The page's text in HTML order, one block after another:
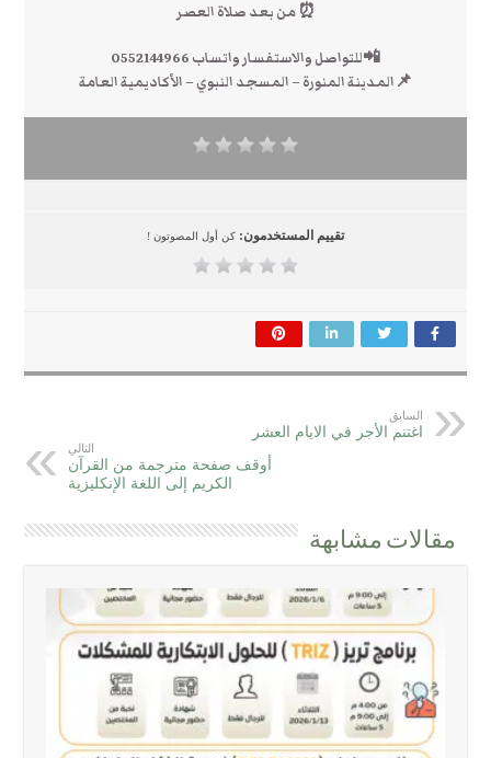
⏰ من بعد صلاة العصر
📲للتواصل والاستفسار واتساب 0552144966
📌المدينة المنورة – المسجد النبوي – الأكاديمية العامة
تقييم المستخدمون: كن أول المصوتون !
السابق
اغتنم الأجر في الايام العشر
التالي
أوقف صفحة مترجمة من القرآن
الكريم إلى اللغة الإنكليزية
مقالات مشابهة